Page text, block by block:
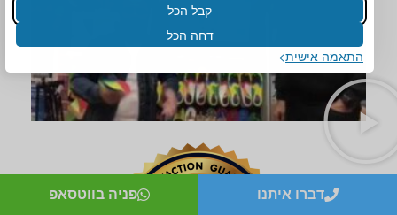
קבל הכל
דחה הכל
התאמה אישית
דברו איתנו פניה בווטסאפ